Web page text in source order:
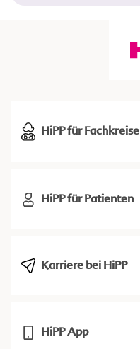
HiPP für Fachkreise
HiPP für Patienten
Karriere bei HiPP
HiPP App